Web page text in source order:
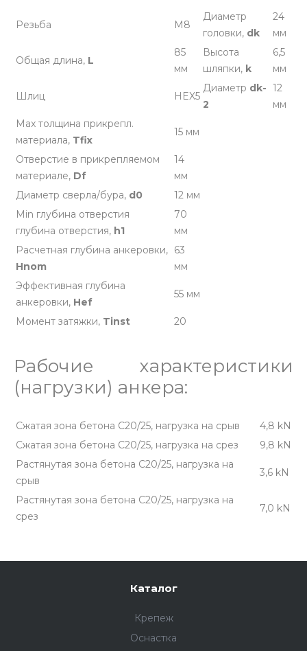
Резьба М8
Диаметр
головки, dk
24
мм
Общая длина, L
85
мм
Высота
шляпки, k
6,5
мм
Шлиц HEX5
Диаметр dk-
2
12
мм
Max толщина прикрепл.
материала, Tfix
15 мм
Отверстие в прикрепляемом
материале, Df
14
мм
Диаметр сверла/бура, d0
12 мм
Min глубина отверстия
глубина отверстия, h1
70
мм
Расчетная глубина анкеровки,
Hnom
63
мм
Эффективная глубина
анкеровки, Hef
55 мм
Момент затяжки, Tinst 20
Рабочие характеристики
(нагрузки) анкера:
Сжатая зона бетона С20/25, нагрузка на срыв
4,8 kN
Сжатая зона бетона С20/25, нагрузка на срез
9,8 kN
Растянутая зона бетона С20/25, нагрузка на
срыв
3,6 kN
Растянутая зона бетона С20/25, нагрузка на
срез
7,0 kN
Каталог
Крепеж
Оснастка